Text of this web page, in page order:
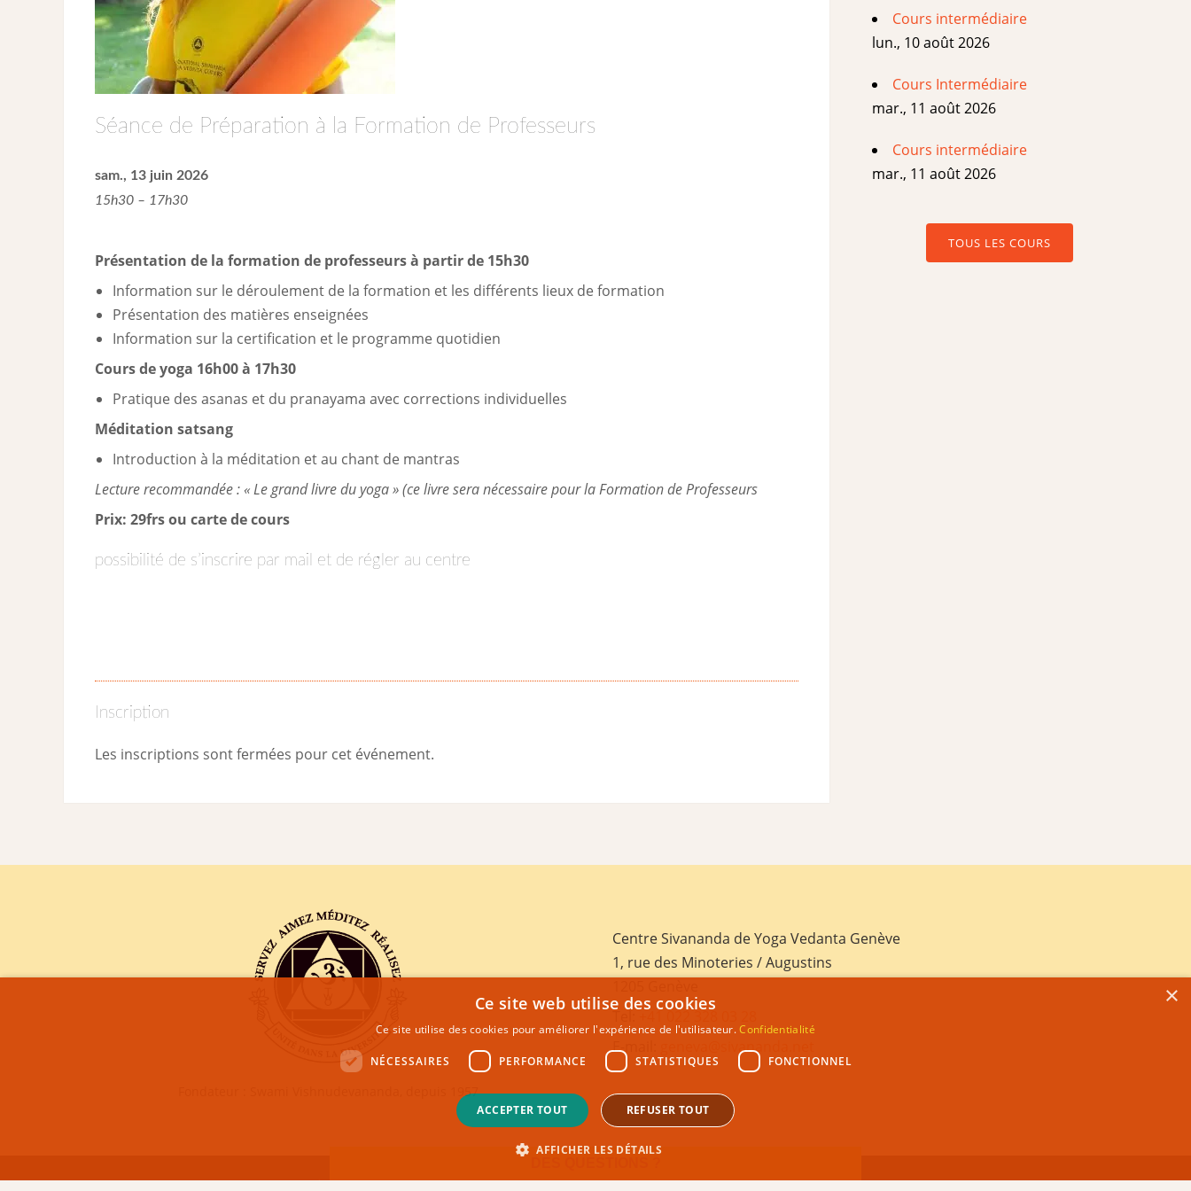
Séance de Préparation à la Formation de Professeurs
sam., 13 juin 2026
15h30 – 17h30
Présentation de la formation de professeurs à partir de 15h30
Information sur le déroulement de la formation et les différents lieux de formation
Présentation des matières enseignées
Information sur la certification et le programme quotidien
Cours de yoga 16h00 à 17h30
Pratique des asanas et du pranayama avec corrections individuelles
Méditation satsang
Introduction à la méditation et au chant de mantras
Lecture recommandée : « Le grand livre du yoga » (ce livre sera nécessaire pour la Formation de Professeurs
Prix: 29frs ou carte de cours
possibilité de s’inscrire par mail et de régler au centre
Inscription
Les inscriptions sont fermées pour cet événement.
Cours intermédiaire
lun., 10 août 2026
Cours Intermédiaire
mar., 11 août 2026
Cours intermédiaire
mar., 11 août 2026
TOUS LES COURS
Fondateur : Swami Vishnudevananda, depuis 1957
Centre Sivananda de Yoga Vedanta Genève
1, rue des Minoteries / Augustins
E-mail:
geneva@sivananda.net
×
Ce site web utilise des cookies
Ce site utilise des cookies pour améliorer l'expérience de l'utilisateur.Confidentialité
NÉCESSAIRES PERFORMANCE STATISTIQUES FONCTIONNEL
ACCEPTER TOUT REFUSER TOUT
AFFICHER LES DÉTAILS